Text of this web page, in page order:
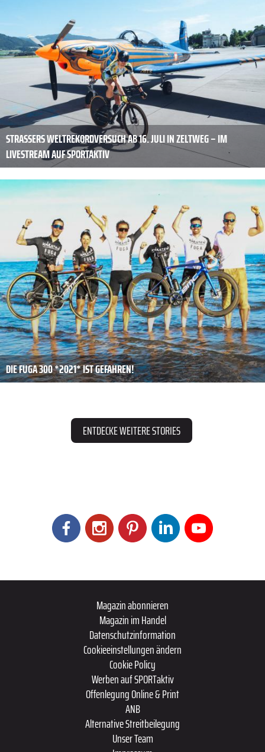
STRASSERS WELTREKORDVERSUCH AB 16. JULI IN ZELTWEG – IM
LIVESTREAM AUF SPORTAKTIV
DIE FUGA 300 *2021* IST GEFAHREN!
ENTDECKE WEITERE STORIES
Magazin abonnieren
Magazin im Handel
Datenschutzinformation
Cookieeinstellungen ändern
Cookie Policy
Werben auf SPORTaktiv
Offenlegung Online & Print
ANB
Alternative Streitbeilegung
Unser Team